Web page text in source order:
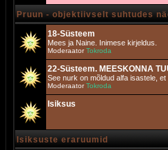
Pruun - objektiivselt suhtudes
18-Süsteem
Mees ja Naine. Inimese kirjeldus.
ModeraatorTokroda
22-Süsteem. MEESKONNA
See nurk on mõldud alfa isastele,
ModeraatorTokroda
Isiksus
Isiksuste eraruumid